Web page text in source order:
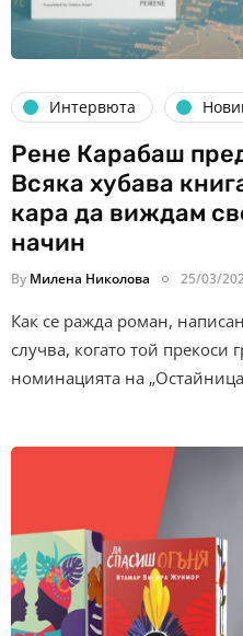
Интервюта
Рене Карабаш
Всяка хубава
кара да виждам
начин
By Милена Николова 25/03/
Как се ражда роман,
случва, когато той прекоси
номинацията на